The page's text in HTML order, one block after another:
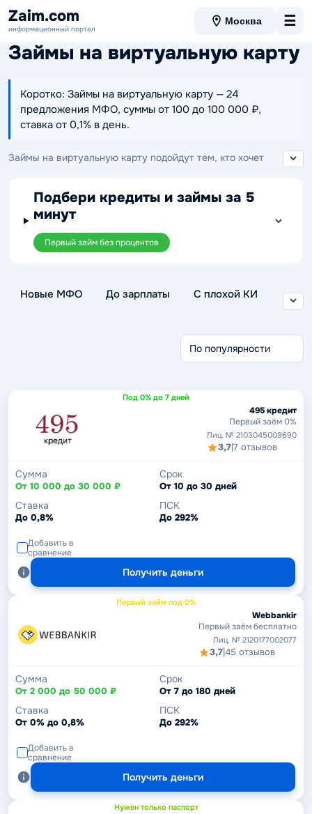
Zaim.com
информационный портал
Москва ☰
Займы на виртуальную карту
Коротко: Займы на виртуальную карту — 24
предложения МФО, суммы от 100 до 100 000 ₽,
ставка от 0,1% в день.
Займы на виртуальную карту подойдут тем, кто хочет
к пластиковой карте. В этой подборке можно сравнить
варианты МФО по сумме, сроку и ставке, чтобы подобрать
подходящие условия и оформить заявку онлайн.
Подбери кредиты и займы за 5
минут
Первый займ без процентов
Новые МФО До зарплаты С плохой КИ
Срочные займы
Под 0% до 7 дней
495 кредит
Первый заём 0%
Лиц. № 2103045009690
3,7|7 отзывов
Сумма
От 10 000 до 30 000 ₽
Срок
От 10 до 30 дней
Ставка
До 0,8%
ПСК
До 292%
Добавить в
сравнение
Получить деньги
Первый займ под 0%
Webbankir
Первый заём бесплатно
Лиц. № 2120177002077
3,7|45 отзывов
Сумма
От 2 000 до 50 000 ₽
Срок
От 7 до 180 дней
Ставка
От 0% до 0,8%
ПСК
До 292%
Добавить в
сравнение
Получить деньги
Нужен только паспорт